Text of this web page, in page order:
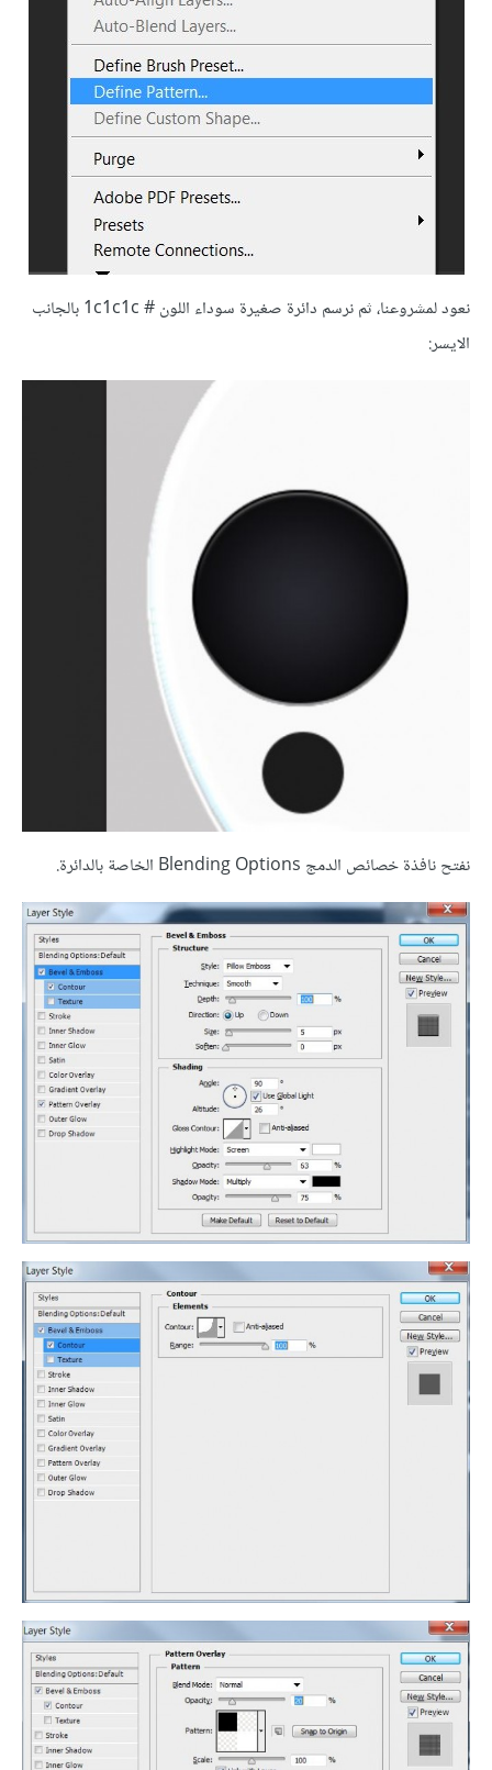
نعود لمشروعنا، ثم نرسم دائرة صغيرة سوداء اللون # 1c1c1c بالجانب
الايسر:
نفتح نافذة خصائص الدمج Blending Options الخاصة بالدائرة.